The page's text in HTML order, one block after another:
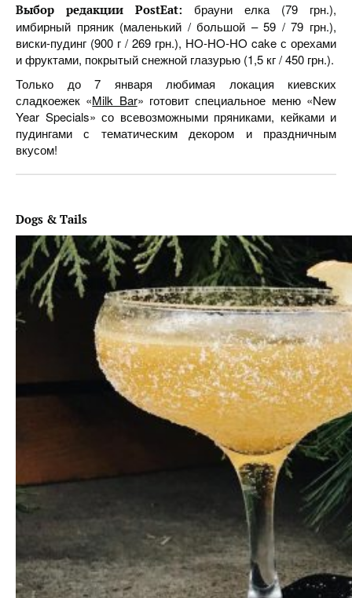
Выбор редакции PostEat: брауни елка (79 грн.),
имбирный пряник (маленький / большой – 59 / 79 грн.),
виски-пудинг (900 г / 269 грн.), HO-HO-HO cake с орехами
и фруктами, покрытый снежной глазурью (1,5 кг / 450 грн.).
Только до 7 января любимая локация киевских
сладкоежек «Milk Bar» готовит специальное меню «New
Year Specials» со всевозможными пряниками, кейками и
пудингами с тематическим декором и праздничным
вкусом!
Dogs & Tails